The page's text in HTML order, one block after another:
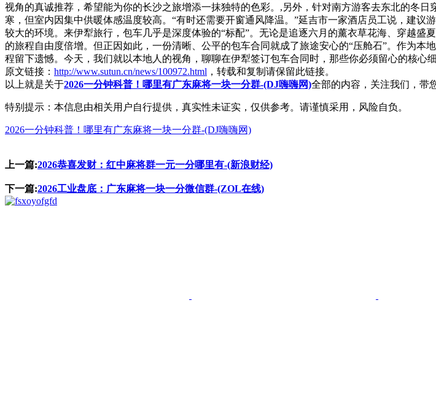
视角的真诚推荐，希望能为你的长沙之旅增添一抹独特的色彩。,另外，针对南方游客去东北的冬
寒，但室内因集中供暖体感温度较高。“有时还需要开窗通风降温。”延吉市一家酒店员工说，建
较大的环境。来伊犁旅行，包车几乎是深度体验的“标配”。无论是追逐六月的薰衣草花海、穿越
的旅程自由度倍增。但正因如此，一份清晰、公平的包车合同就成了旅途安心的“压舱石”。作为
程留下遗憾。今天，我们就以本地人的视角，聊聊在伊犁签订包车合同时，那些你必须留心的核心细
原文链接： http://www.sutun.cn/news/100972.html ，转载和复制请保留此链接。
以上就是关于2026一分钟科普！哪里有广东麻将一块一分群-(DJ嗨嗨网)全部的内容，关注我们，带
特别提示：本信息由相关用户自行提供，真实性未证实，仅供参考。请谨慎采用，风险自负。
2026一分钟科普！哪里有广东麻将一块一分群-(DJ嗨嗨网)
上一篇:2026恭喜发财：红中麻将群一元一分哪里有-(新浪财经)
下一篇:2026工业盘底：广东麻将一块一分微信群-(ZOL在线)
fgfd